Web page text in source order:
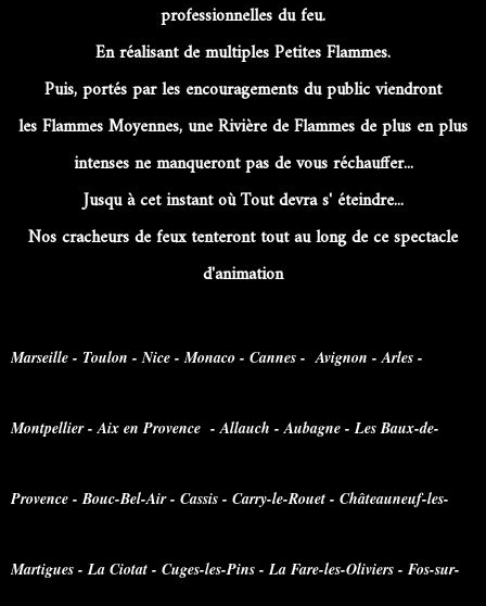
professionnelles du feu.
En réalisant de multiples Petites Flammes.
Puis, portés par les encouragements du public viendront
les Flammes Moyennes, une Rivière de Flammes de plus en plus
intenses ne manqueront pas de vous réchauffer...
Jusqu à cet instant où Tout devra s' éteindre...
Nos cracheurs de feux tenteront tout au long de ce spectacle
d'animation
Marseille - Toulon - Nice - Monaco - Cannes - Avignon - Arles -
Montpellier - Aix en Provence - Allauch - Aubagne - Les Baux-de-
Provence - Bouc-Bel-Air - Cassis - Carry-le-Rouet - Châteauneuf-les-
Martigues - La Ciotat - Cuges-les-Pins - La Fare-les-Oliviers - Fos-sur-